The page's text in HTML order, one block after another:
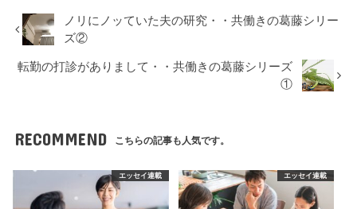
ノリにノッていた夫の研究・・共働きの葛藤シリー
ズ②
転勤の打診がありまして・・共働きの葛藤シリーズ
①
RECOMMEND こちらの記事も人気です。
エッセイ連載 エッセイ連載